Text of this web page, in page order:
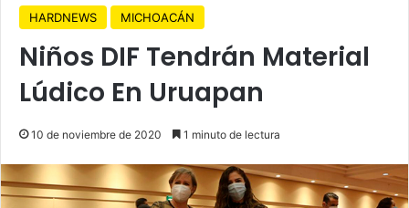
HARDNEWS MICHOACÁN
Niños DIF Tendrán Material
Lúdico En Uruapan
10 de noviembre de 2020 1 minuto de lectura